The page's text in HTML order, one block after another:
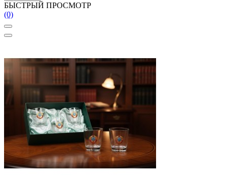
БЫСТРЫЙ ПРОСМОТР
(0)